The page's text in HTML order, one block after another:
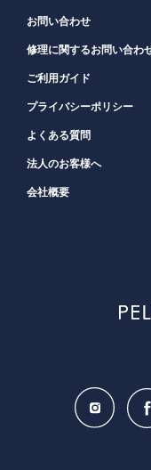
お問い合わせ
修理に関するお問い合わ
ご利用ガイド
プライバシーポリシー
よくある質問
法人のお客様へ
会社概要